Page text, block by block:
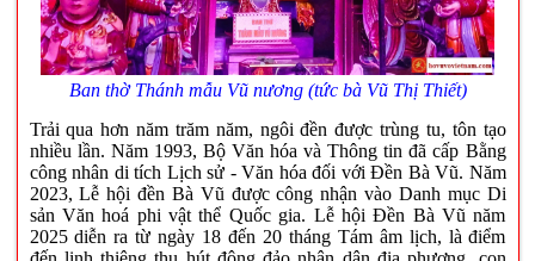
Ban thờ Thánh mẫu Vũ nương (tức bà Vũ Thị Thiết)
Trải qua hơn năm trăm năm, ngôi đền được trùng tu, tôn tạo
nhiều lần. Năm 1993, Bộ Văn hóa và Thông tin đã cấp Bằng
công nhân di tích Lịch sử - Văn hóa đối với Đền Bà Vũ. Năm
2023, Lễ hội đền Bà Vũ được công nhận vào Danh mục Di
sản Văn hoá phi vật thể Quốc gia. Lễ hội Đền Bà Vũ năm
2025 diễn ra từ ngày 18 đến 20 tháng Tám âm lịch, là điểm